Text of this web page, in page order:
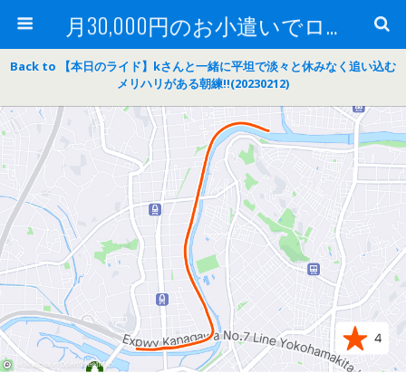
月30,000円のお小遣いでロードバイク
Back to 【本日のライド】kさんと一緒に平坦で淡々と休みなく追い込む
メリハリがある朝練‼(20230212)